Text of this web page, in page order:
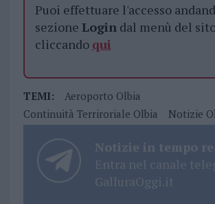
Puoi effettuare l'accesso
sezione Logindal menù del
cliccando qui
TEMI:
Aeroporto Olbia
Continuità Terriroriale Olbia
Notizie
Notizie in tempo
Entra nel canale
GalluraOggi.it